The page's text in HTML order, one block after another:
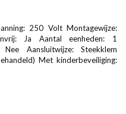
250 Volt Montagewijze:
Ja Aantal eenheden: 1
Aansluitwijze: Steekklem
Met kinderbeveiliging: